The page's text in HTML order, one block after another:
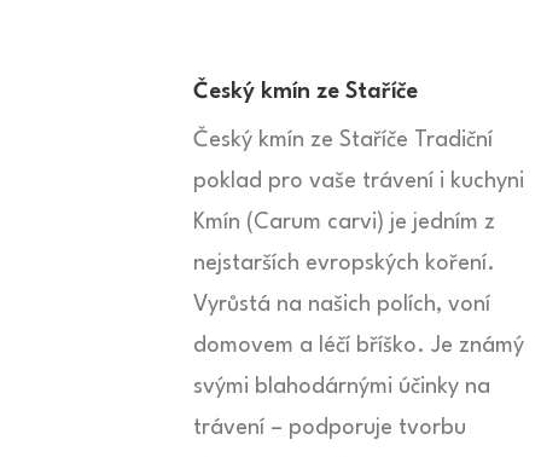
Český kmín ze Staříče
Český kmín ze Staříče Tradiční
poklad pro vaše trávení i kuchyni
Kmín (Carum carvi) je jedním z
nejstarších evropských koření.
Vyrůstá na našich polích, voní
domovem a léčí bříško. Je známý
svými blahodárnými účinky na
trávení – podporuje tvorbu